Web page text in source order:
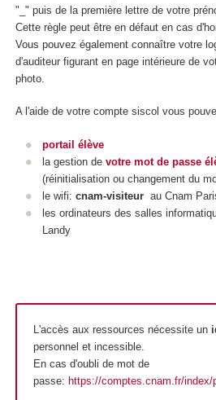
"_" puis de la première lettre de votre
Cette règle peut être en défaut en cas
Vous pouvez également connaître votre
d'auditeur figurant en page intérieure de
photo.
A l'aide de votre compte siscol vous
portail élève
la gestion de votre mot de passe
(réinitialisation ou changement du
le wifi: cnam-visiteur au Cnam
les ordinateurs des salles
Landy
L'accès aux ressources nécessite un
personnel et incessible.
En cas d'oubli de mot de
passe: https://comptes.cnam.fr/index/